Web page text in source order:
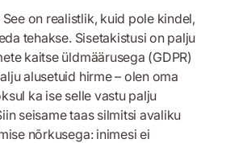
See on realistlik, kuid pole kindel,
tehakse. Sisetakistusi on palju
kaitse üldmäärusega (GDPR)
alusetuid hirme – olen oma
ka ise selle vastu palju
seisame taas silmitsi avaliku
nõrkusega: inimesi ei